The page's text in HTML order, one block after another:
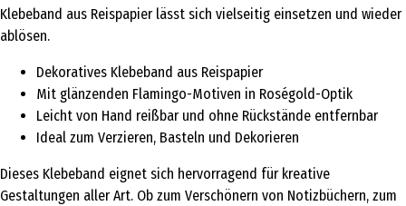
Klebeband aus Reispapier lässt sich vielseitig einsetzen und wieder
ablösen.
Dekoratives Klebeband aus Reispapier
Mit glänzenden Flamingo-Motiven in Roségold-Optik
Leicht von Hand reißbar und ohne Rückstände entfernbar
Ideal zum Verzieren, Basteln und Dekorieren
Dieses Klebeband eignet sich hervorragend für kreative
Gestaltungen aller Art. Ob zum Verschönern von Notizbüchern, zum